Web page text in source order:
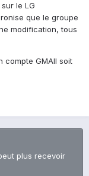
le LG
que le groupe
modification, tous
compte GMAIl soit
plus recevoir